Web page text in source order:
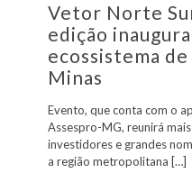
Vetor Norte
edição
ecossistema
Minas
Evento, que conta com o
Assespro-MG, reunirá
investidores e grandes
a região metropolitana […]